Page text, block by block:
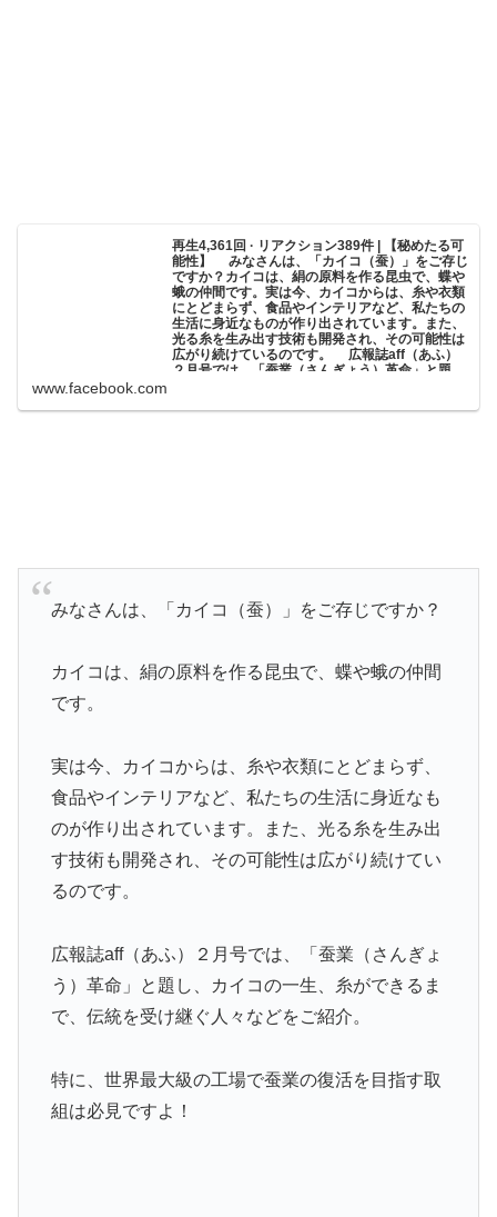
再生4,361回 · リアクション389件 | 【秘めたる可
能性】 みなさんは、「カイコ（蚕）」をご存じ
ですか？カイコは、絹の原料を作る昆虫で、蝶や
蛾の仲間です。実は今、カイコからは、糸や衣類
にとどまらず、食品やインテリアなど、私たちの
生活に身近なものが作り出されています。また、
光る糸を生み出す技術も開発され、その可能性は
広がり続けているのです。 広報誌aff（あふ）
２月号では、「蚕業（さんぎょう）革命」と題
で蚕業の復活を目指す取組は必見ですよ！ 広報誌
www.facebook.com
みなさんは、「カイコ（蚕）」をご存じですか？
カイコは、絹の原料を作る昆虫で、蝶や蛾の仲間
です。
実は今、カイコからは、糸や衣類にとどまらず、
食品やインテリアなど、私たちの生活に身近なも
のが作り出されています。また、光る糸を生み出
す技術も開発され、その可能性は広がり続けてい
るのです。
広報誌aff（あふ）２月号では、「蚕業（さんぎょ
う）革命」と題し、カイコの一生、糸ができるま
で、伝統を受け継ぐ人々などをご紹介。
特に、世界最大級の工場で蚕業の復活を目指す取
組は必見ですよ！